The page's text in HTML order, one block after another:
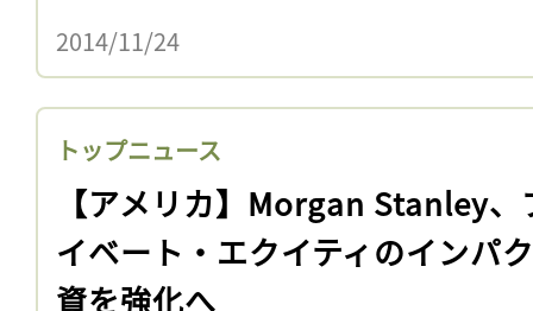
2014/11/24
トップニュース
【アメリカ】Morgan Stanley、
イベート・エクイティのインパ
資を強化へ